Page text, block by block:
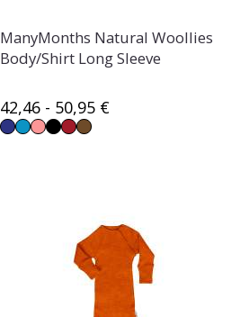
ManyMonths Natural Woollies
Body/Shirt Long Sleeve
42,46 - 50,95 €